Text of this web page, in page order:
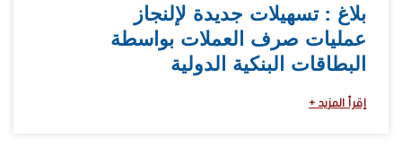
بلاغ : تسهيلات جديدة لإلنجاز
عمليات صرف العملات بواسطة
البطاقات البنكية الدولية
إقرأ المزيد +